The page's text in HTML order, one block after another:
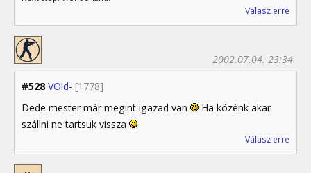
Válasz erre
#528 VOid- [1778]
2002.07.04. 23:34
Dede mester már megint igazad van
Ha közénk akar
szállni ne tartsuk vissza
Válasz erre